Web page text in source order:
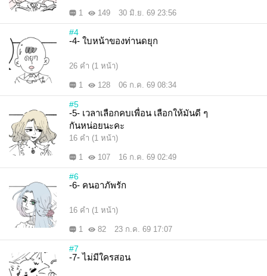
1 149 30 มิ.ย. 69 23:56
#4
-4- ใบหน้าของท่านดยุก
26 คำ (1 หน้า)
1 128 06 ก.ค. 69 08:34
#5
-5- เวลาเลือกคบเพื่อน เลือกให้มันดี ๆ
กันหน่อยนะคะ
16 คำ (1 หน้า)
1 107 16 ก.ค. 69 02:49
#6
-6- คนอาภัพรัก
16 คำ (1 หน้า)
1 82 23 ก.ค. 69 17:07
#7
-7- ไม่มีใครสอน